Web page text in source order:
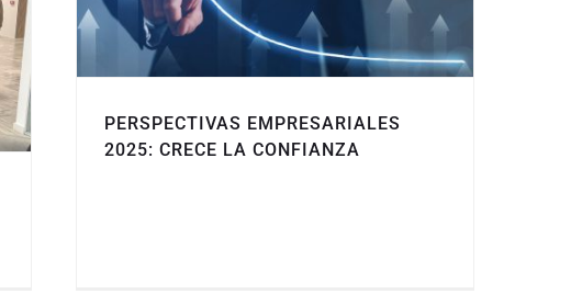
PERSPECTIVAS EMPRESARIALES
2025: CRECE LA CONFIANZA